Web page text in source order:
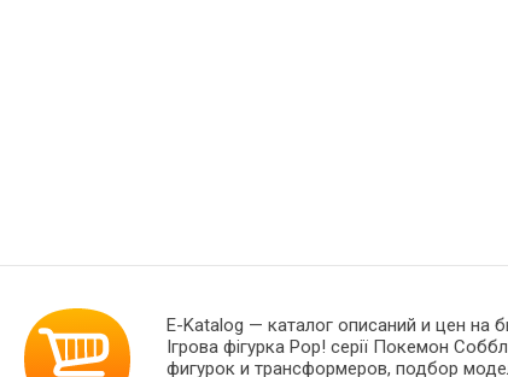
E-Katalog — каталог описаний и цен на
Ігрова фігурка Pop! серії Покемон
фигурок и трансформеров, подбор